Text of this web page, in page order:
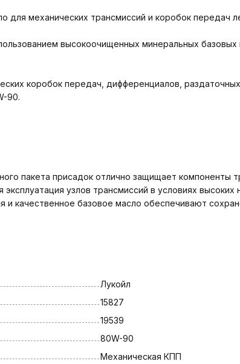
для механических трансмиссий и коробок передач
высокоочищенных минеральных
коробок передач, дифференциалов,
90.
пакета присадок отлично защищает
узлов трансмиссий в условиях
и качественное базовое масло обеспечивают
Лукойл
15827
19539
80W-90
Механическая КПП